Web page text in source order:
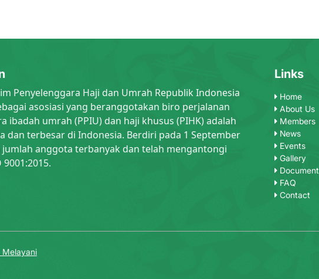
Penyelenggara Haji dan Umrah Republik Indonesia
asosiasi yang beranggotakan biro perjalanan
ibadah umrah (PPIU) dan haji khusus (PIHK) adalah
dan terbesar di Indonesia. Berdiri pada 1 September
jumlah anggota terbanyak dan telah mengantongi
Links
Home
About Us
Members
News
Events
Gallery
Document
FAQ
Contact
Melayani